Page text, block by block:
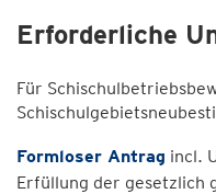
Erforderliche
Für
Formloser Antrag incl.
Erfüllung der gesetzlich